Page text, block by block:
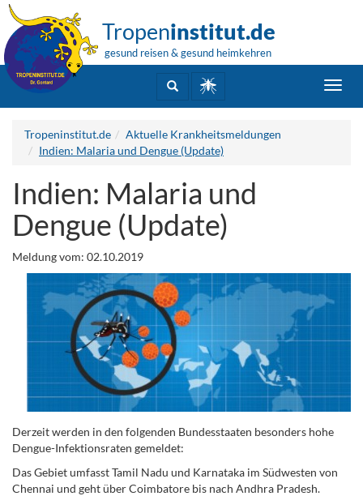
Tropeninstitut.de
gesund reisen & gesund heimkehren
Tropeninstitut.de
Aktuelle Krankheitsmeldungen
Indien: Malaria und Dengue (Update)
Indien: Malaria und
Dengue (Update)
Meldung vom: 02.10.2019
Derzeit werden in den folgenden Bundesstaaten besonders hohe
Dengue-Infektionsraten gemeldet:
Das Gebiet umfasst Tamil Nadu und Karnataka im Südwesten von
Chennai und geht über Coimbatore bis nach Andhra Pradesh.